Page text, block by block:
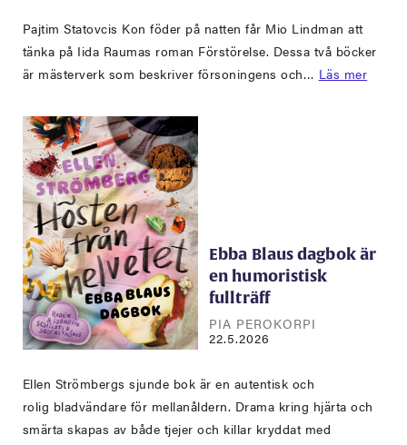
Pajtim Statovcis Kon föder på natten får Mio Lindman att
tänka på Iida Raumas roman Förstörelse. Dessa två böcker
är mästerverk som beskriver försoningens och… Läs mer
Ebba Blaus dagbok är
en humoristisk
fullträff
PIA PEROKORPI
22.5.2026
Ellen Strömbergs sjunde bok är en autentisk och
rolig bladvändare för mellanåldern. Drama kring hjärta och
smärta skapas av både tjejer och killar kryddat med